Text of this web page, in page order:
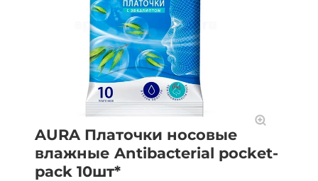
AURA Платочки носовые
влажные Antibacterial pocket-
pack 10шт*